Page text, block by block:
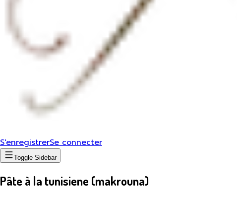
S'enregistrerSe connecter
Toggle Sidebar
Pâte à la tunisiene (makrouna)